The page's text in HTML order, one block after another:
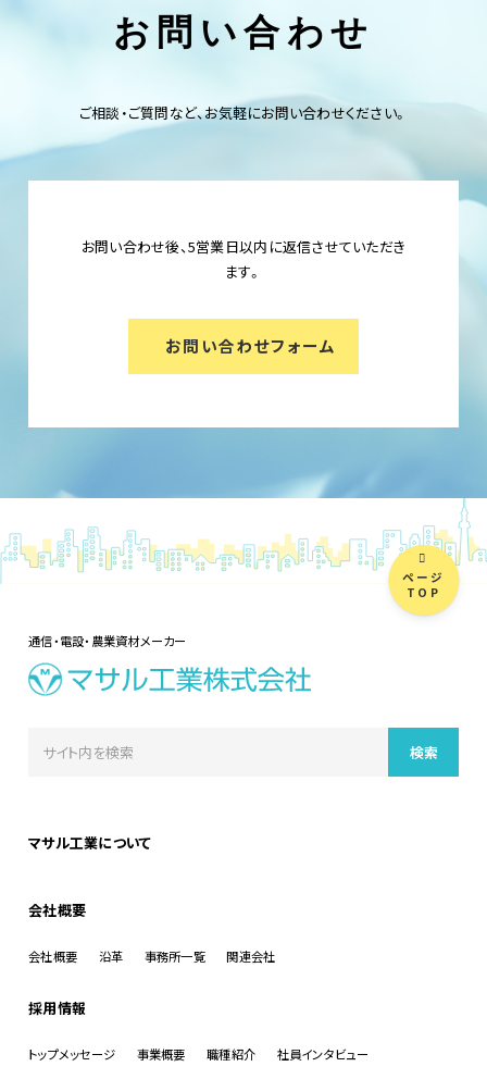
お問い合わせ
ご相談・ご質問など、お気軽にお問い合わせください。
お問い合わせ後、5営業日以内に返信させていただき
ます。
お問い合わせフォーム
ページ
TOP
通信・電設・農業資材メーカー
マサル工業について
会社概要
会社概要 沿革 事務所一覧 関連会社
採用情報
トップメッセージ 事業概要 職種紹介
社員インタビュー